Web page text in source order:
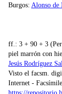
Burgos: Alonso de
ff.: 3 + 90 + 3
piel marrón con
Jesús Rodríguez
Visto el facsm.
Internet -